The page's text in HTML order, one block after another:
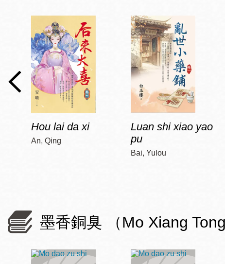
Hou lai da xi
An, Qing
Luan shi xiao yao
pu
Bai, Yulou
墨香銅臭 （Mo Xiang